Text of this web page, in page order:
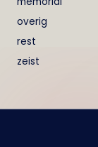
overig
rest
zeist